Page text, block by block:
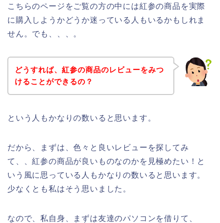
こちらのページをご覧の方の中には紅参の商品を実際
に購入しようかどうか迷っている人もいるかもしれま
せん。でも、、、。
どうすれば、紅参の商品のレビューをみつ
けることができるの？
という人もかなりの数いると思います。
だから、まずは、色々と良いレビューを探してみ
て、、紅参の商品が良いものなのかを見極めたい！と
いう風に思っている人もかなりの数いると思います。
少なくとも私はそう思いました。
なので、私自身、まずは友達のパソコンを借りて、